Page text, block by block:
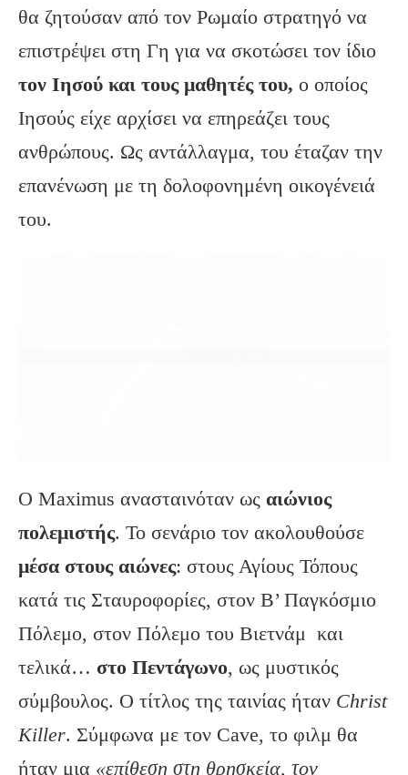
θα ζητούσαν από τον Ρωμαίο στρατηγό να
επιστρέψει στη Γη για να σκοτώσει τον ίδιο
τον Ιησού και τους μαθητές του, ο οποίος
Ιησούς είχε αρχίσει να επηρεάζει τους
ανθρώπους. Ως αντάλλαγμα, του έταζαν την
επανένωση με τη δολοφονημένη οικογένειά
του.
Ο Maximus ανασταινόταν ως αιώνιος
πολεμιστής. Το σενάριο τον ακολουθούσε
μέσα στους αιώνες: στους Αγίους Τόπους
κατά τις Σταυροφορίες, στον Β’ Παγκόσμιο
Πόλεμο, στον Πόλεμο του Βιετνάμ και
τελικά… στο Πεντάγωνο, ως μυστικός
σύμβουλος. Ο τίτλος της ταινίας ήταν Christ
Killer. Σύμφωνα με τον Cave, το φιλμ θα
ήταν μια «επίθεση στη θρησκεία, τον